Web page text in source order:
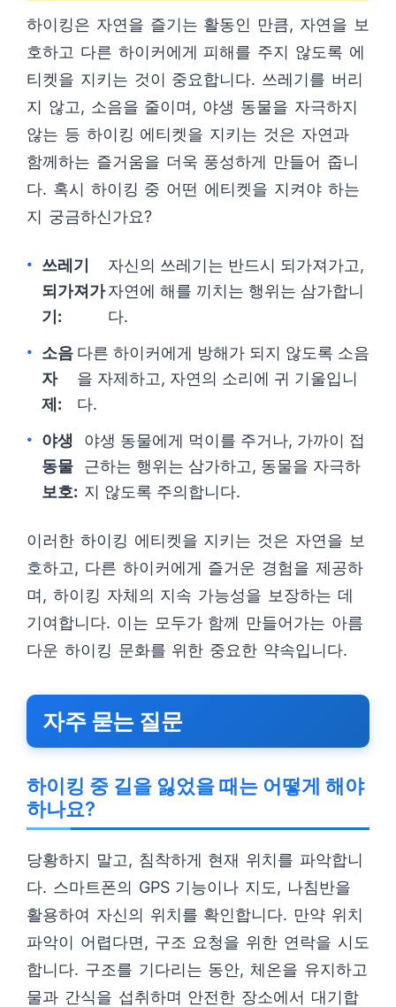
하이킹은 자연을 즐기는 활동인 만큼, 자연을 보
호하고 다른 하이커에게 피해를 주지 않도록 에
티켓을 지키는 것이 중요합니다. 쓰레기를 버리
지 않고, 소음을 줄이며, 야생 동물을 자극하지
않는 등 하이킹 에티켓을 지키는 것은 자연과
함께하는 즐거움을 더욱 풍성하게 만들어 줍니
다. 혹시 하이킹 중 어떤 에티켓을 지켜야 하는
지 궁금하신가요?
쓰레기
되가져가
기:
자신의 쓰레기는 반드시 되가져가고,
자연에 해를 끼치는 행위는 삼가합니
다.
소음
자
제:
다른 하이커에게 방해가 되지 않도록 소음
을 자제하고, 자연의 소리에 귀 기울입니
다.
야생
동물
보호:
야생 동물에게 먹이를 주거나, 가까이 접
근하는 행위는 삼가하고, 동물을 자극하
지 않도록 주의합니다.
이러한 하이킹 에티켓을 지키는 것은 자연을 보
호하고, 다른 하이커에게 즐거운 경험을 제공하
며, 하이킹 자체의 지속 가능성을 보장하는 데
기여합니다. 이는 모두가 함께 만들어가는 아름
다운 하이킹 문화를 위한 중요한 약속입니다.
자주 묻는 질문
하이킹 중 길을 잃었을 때는 어떻게 해야
하나요?
당황하지 말고, 침착하게 현재 위치를 파악합니
다. 스마트폰의 GPS 기능이나 지도, 나침반을
활용하여 자신의 위치를 확인합니다. 만약 위치
파악이 어렵다면, 구조 요청을 위한 연락을 시도
합니다. 구조를 기다리는 동안, 체온을 유지하고
물과 간식을 섭취하며 안전한 장소에서 대기합